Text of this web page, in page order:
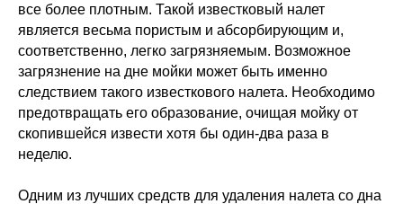
все более плотным. Такой известковый налет
является весьма пористым и абсорбирующим и,
соответственно, легко загрязняемым. Возможное
загрязнение на дне мойки может быть именно
следствием такого известкового налета. Необходимо
предотвращать его образование, очищая мойку от
скопившейся извести хотя бы один-два раза в
неделю.
Одним из лучших средств для удаления налета со дна